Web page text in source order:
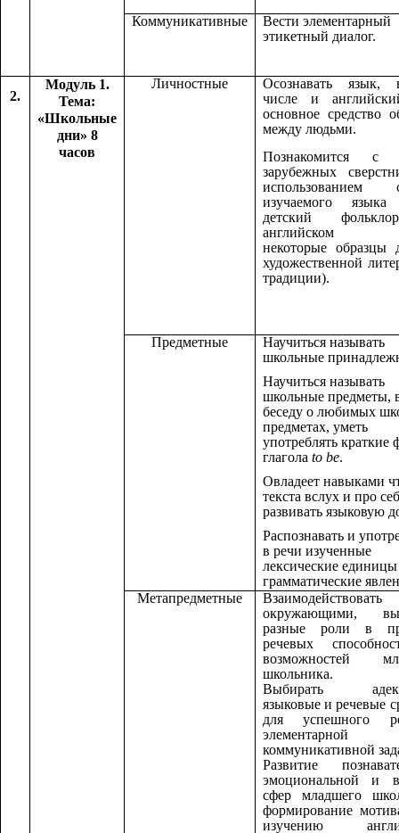
Коммуникативные
Вести элементарный
этикетный диалог.
2.
Модуль 1.
Тема:
«Школьные
дни» 8
часов
Личностные
Осознавать
числе и
основное средство
между людьми.
Познакомится с
зарубежных
использованием
изучаемого языка
детский
английском
некоторые образцы
художественной
традиции).
Предметные
Научиться называть
школьные
Научиться называть
школьные предметы,
беседу о любимых
предметах, уметь
употреблять краткие
глагола to be.
Овладеет навыками
текста вслух и про
развивать языковую
Распознавать и
в речи изученные
лексические
грамматические
Метапредметные
окружающими,
разные роли в
речевых
возможностей
школьника.
Выбирать
языковые и речевые
для успешного
элементарной
коммуникативной
Развитие
эмоциональной и
сфер младшего
формирование
изучению